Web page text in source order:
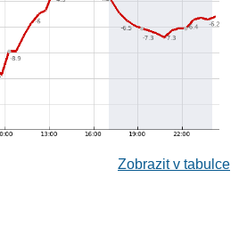
Zobrazit v tabulce